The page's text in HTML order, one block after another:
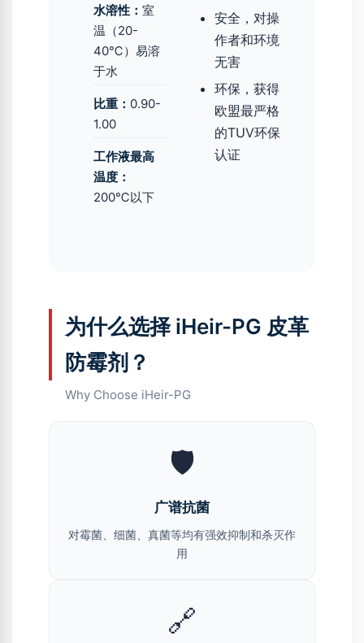
水溶性： 室
温（20-
40℃）易溶
于水
比重： 0.90-
1.00
工作液最高
温度：
200℃以下
安全，对操
作者和环境
无害
环保，获得
欧盟最严格
的TUV环保
认证
为什么选择 iHeir-PG 皮革
防霉剂？
Why Choose iHeir-PG
🛡️
广谱抗菌
对霉菌、细菌、真菌等均有强效抑制和杀灭作
用
🔗